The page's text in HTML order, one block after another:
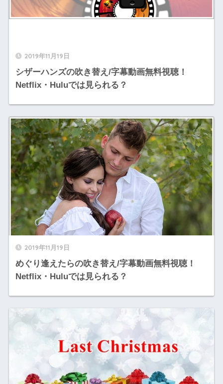
2019年11月19日
シザーハンズの吹き替え/字幕動画無料視聴！
Netflix・Huluでは見られる？
2019年11月19日
めぐり逢えたらの吹き替え/字幕動画無料視聴！
Netflix・Huluでは見られる？